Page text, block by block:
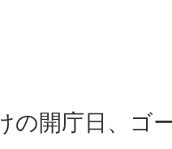
の開庁日、ゴ